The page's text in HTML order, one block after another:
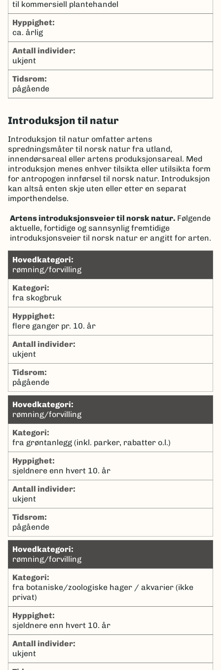
til kommersiell plantehandel
hyppighet:
ca. årlig
antall individer:
ukjent
tidsrom:
pågående
Introduksjon til natur
Introduksjon til natur omfatter artens
spredningsmåter til norsk natur fra utland,
innendørsareal eller artens produksjonsareal. Med
introduksjon menes enhver tilsikta eller utilsikta form
for antropogen innførsel til norsk natur. Introduksjon
kan altså enten skje uten eller etter en separat
importhendelse.
Artens introduksjonsveier til norsk natur. Følgende
aktuelle, fortidige og sannsynlig fremtidige
introduksjonsveier til norsk natur er angitt for arten.
hovedkategori:
rømning/forvilling
kategori:
fra skogbruk
hyppighet:
flere ganger pr. 10. år
antall individer:
ukjent
tidsrom:
pågående
hovedkategori:
rømning/forvilling
kategori:
fra grøntanlegg (inkl. parker, rabatter o.l.)
hyppighet:
sjeldnere enn hvert 10. år
antall individer:
ukjent
tidsrom:
pågående
hovedkategori:
rømning/forvilling
kategori:
fra botaniske/zoologiske hager / akvarier (ikke
privat)
hyppighet:
sjeldnere enn hvert 10. år
antall individer:
ukjent